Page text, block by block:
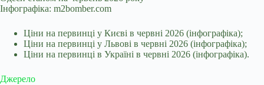
Інфографіка: m2bomber.com
Ціни на первинці у Києві в червні 2026 (інфографіка);
Ціни на первинці у Львові в червні 2026 (інфографіка);
Ціни на первинці в Україні в червні 2026 (інфографіка).
Джерело